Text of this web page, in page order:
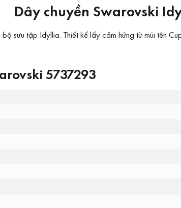
Dây chuyền Swarovski
sưu tập Idyllia. Thiết kế lấy cảm hứng từ mũi tên
5737293